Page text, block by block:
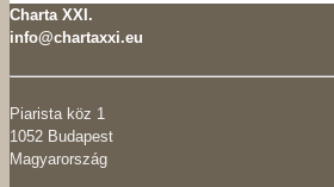
Charta XXI.
info@chartaxxi.eu
Piarista köz 1
1052 Budapest
Magyarország